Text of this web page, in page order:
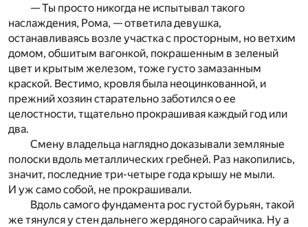
— Ты просто никогда не испытывал такого
наслаждения, Рома, — ответила девушка,
останавливаясь возле участка с просторным, но ветхим
домом, обшитым вагонкой, покрашенным в зеленый
цвет и крытым железом, тоже густо замазанным
краской. Вестимо, кровля была неоцинкованной, и
прежний хозяин старательно заботился о ее
целостности, тщательно прокрашивая каждый год или
два.
Смену владельца наглядно доказывали земляные
полоски вдоль металлических гребней. Раз накопились,
значит, последние три-четыре года крышу не мыли.
И уж само собой, не прокрашивали.
Вдоль самого фундамента рос густой бурьян, такой
же тянулся у стен дальнего жердяного сарайчика. Ну а